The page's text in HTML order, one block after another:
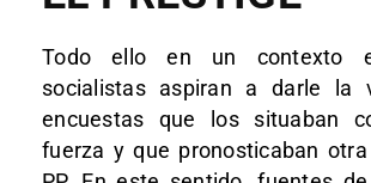
Todo ello en un contexto
socialistas aspiran a darle la
encuestas que los situaban
fuerza y que pronosticaban otra